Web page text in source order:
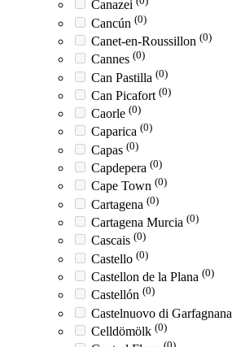
Canazei
Cancún (0)
Canet-en-Roussillon (0)
Cannes (0)
Can Pastilla (0)
Can Picafort (0)
Caorle (0)
Caparica (0)
Capas (0)
Capdepera (0)
Cape Town (0)
Cartagena (0)
Cartagena Murcia (0)
Cascais (0)
Castello (0)
Castellon de la Plana (0)
Castellón (0)
Castelnuovo di Garfagnana
Celldömölk (0)